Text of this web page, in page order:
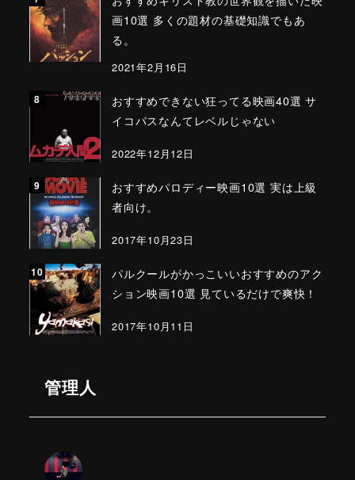
画10選 多くの題材の基礎知識でもあ
る。
2021年2月16日
おすすめできない狂ってる映画40選 サ
イコパスなんてレベルじゃない
2022年12月12日
おすすめパロディー映画10選 実は上級
者向け。
2017年10月23日
パルクールがかっこいいおすすめのアク
ション映画10選 見ているだけで爽快！
2017年10月11日
管理人